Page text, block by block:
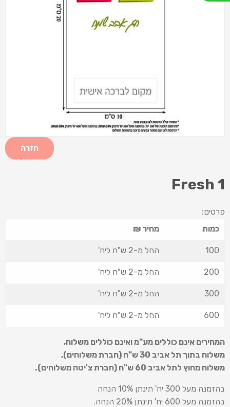
חזרה
Fresh 1
פרטים:
כמות
מחיר ₪
100 החל מ-2 ש"ח ליח'
200 החל מ-2 ש"ח ליח'
300 החל מ-2 ש"ח ליח'
600 החל מ-2 ש"ח ליח'
המחירים אינם כוללים מע"מ ואינם כוללים משלוח,
משלוח בתוך תל אביב 30 ש
"ח (חברת משלוחים),
משלוח מחוץ לתל אביב 60 ש
"ח (חברת צ'יטה משלוחים).
בהזמנה מעל 300 יח' תינתן 10% הנחה
בהזמנה מעל 600 יח' תינתן 20% הנחה.